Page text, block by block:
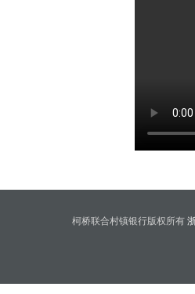
柯桥联合村镇银行版权所有